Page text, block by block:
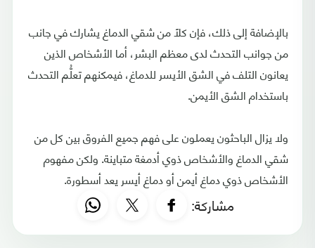
بالإضافة إلى ذلك، فإن كلاً من شقي الدماغ يشارك في جانب
من جوانب التحدث لدى معظم البشر، أما الأشخاص الذين
يعانون التلف في الشق الأيسر للدماغ، فيمكنهم تعلُّم التحدث
باستخدام الشق الأيمن.
ولا يزال الباحثون يعملون على فهم جميع الفروق بين كل من
شقي الدماغ والأشخاص ذوي أدمغة متباينة. ولكن مفهوم
الأشخاص ذوي دماغ أيمن أو دماغ أيسر يعد أسطورة.
مشاركة: